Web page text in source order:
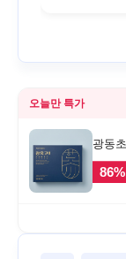
오늘만 특가
광동
포, 1
86%